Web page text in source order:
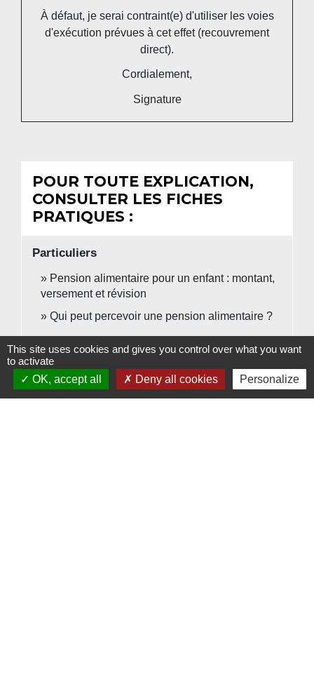
À défaut, je serai contraint(e) d'utiliser les voies
d'exécution prévues à cet effet (recouvrement
direct).
Cordialement,
Signature
POUR TOUTE EXPLICATION,
CONSULTER LES FICHES
PRATIQUES :
Particuliers
Pension alimentaire pour un enfant : montant,
versement et révision
Qui peut percevoir une pension alimentaire ?
Signaler une erreur sur cette page
This site uses cookies and gives you control over what you want
to activate
OK, accept all
Deny all cookies Personalize